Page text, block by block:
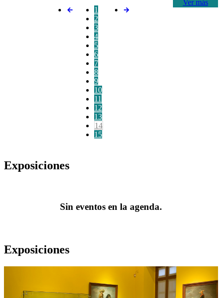
Ver más
1
2
3
4
5
6
7
8
9
10
11
12
13
14
15
Exposiciones
Sin eventos en la agenda.
Exposiciones